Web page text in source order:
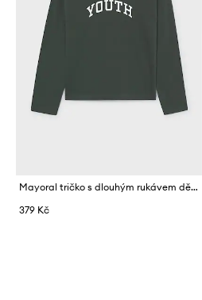
Mayoral tričko s dlouhým rukávem dětské bavlněné
379 Kč